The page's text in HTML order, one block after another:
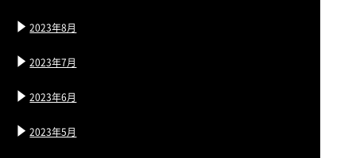
2023年8月
2023年7月
2023年6月
2023年5月